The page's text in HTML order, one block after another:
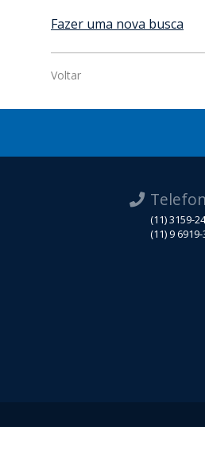
Fazer uma nova busca
Voltar
(11) 3159-
(11) 9